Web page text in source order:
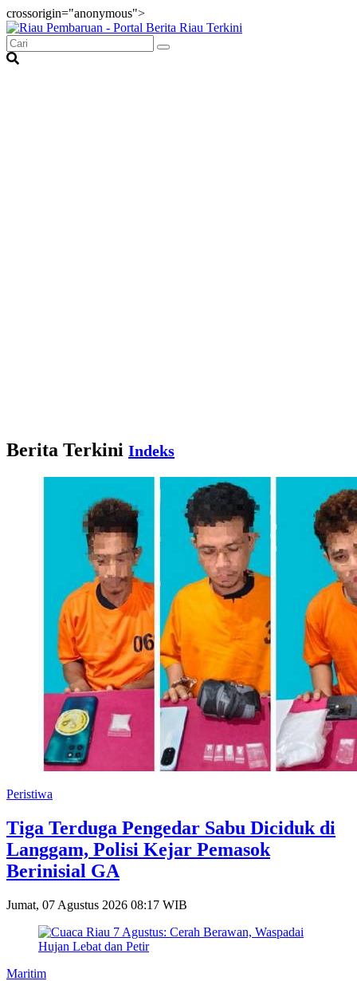
crossorigin="anonymous">
Berita Terkini Indeks
Peristiwa
Tiga Terduga Pengedar Sabu Diciduk di
Langgam, Polisi Kejar Pemasok
Berinisial GA
Jumat, 07 Agustus 2026 08:17 WIB
Maritim